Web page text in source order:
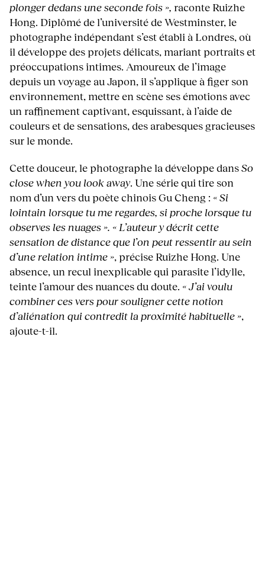
plonger dedans une seconde fois », raconte Ruizhe
Hong. Diplômé de l’université de Westminster, le
photographe indépendant s’est établi à Londres, où
il développe des projets délicats, mariant portraits et
préoccupations intimes. Amoureux de l’image
depuis un voyage au Japon, il s’applique à figer son
environnement, mettre en scène ses émotions avec
un raffinement captivant, esquissant, à l’aide de
couleurs et de sensations, des arabesques gracieuses
sur le monde.
Cette douceur, le photographe la développe dansSo
close when you look away. Une série qui tire son
nom d’un vers du poète chinois Gu Cheng : « Si
lointain lorsque tu me regardes, si proche lorsque tu
observes les nuages ». « L’auteur y décrit cette
sensation de distance que l’on peut ressentir au sein
d’une relation intime », précise Ruizhe Hong. Une
absence, un recul inexplicable qui parasite l’idylle,
teinte l’amour des nuances du doute. « J’ai voulu
combiner ces vers pour souligner cette notion
d’aliénation qui contredit la proximité habituelle »,
ajoute-t-il.